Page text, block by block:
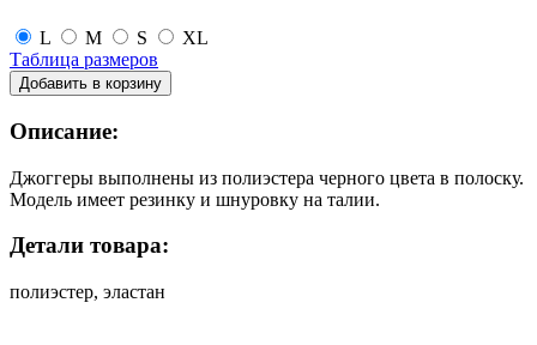
L M S
XL
Таблица размеров
Добавить в корзину
Описание:
Джоггеры выполнены из полиэстера черного цвета в полоску.
Модель имеет резинку и шнуровку на талии.
Детали товара:
полиэстер, эластан